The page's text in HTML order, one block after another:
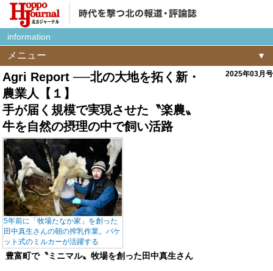
information
メニュー
Agri Report ──北の大地を拓く新・
農業人【１】
手が届く規模で実現させた〝楽農〟
牛を自然の摂理の中で飼い活路
2025年03月号
5年前に「牧場たなか家」を創った
田中真生さんの朝の搾乳作業。バケ
ット式のミルカーが活躍する
豊富町で〝ミニマル〟牧場を創った田中真生さん